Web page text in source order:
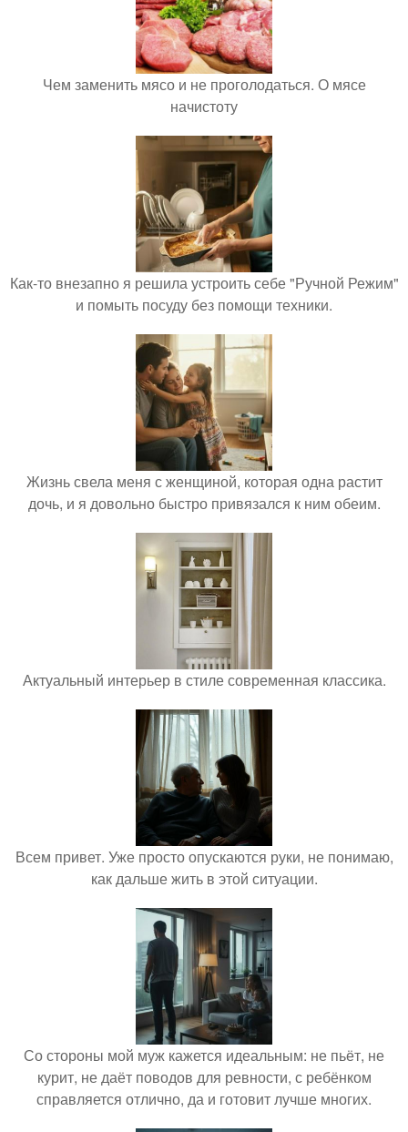
Чем заменить мясо и не проголодаться. О мясе
начистоту
Как-то внезапно я решила устроить себе "Ручной Режим"
и помыть посуду без помощи техники.
Жизнь свела меня с женщиной, которая одна растит
дочь, и я довольно быстро привязался к ним обеим.
Актуальный интерьер в стиле современная классика.
Всем привет. Уже просто опускаются руки, не понимаю,
как дальше жить в этой ситуации.
Со стороны мой муж кажется идеальным: не пьёт, не
курит, не даёт поводов для ревности, с ребёнком
справляется отлично, да и готовит лучше многих.